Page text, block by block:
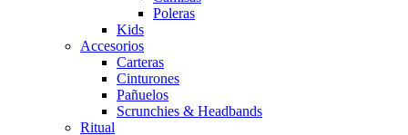
Poleras
Kids
Accesorios
Carteras
Cinturones
Pañuelos
Scrunchies & Headbands
Ritual